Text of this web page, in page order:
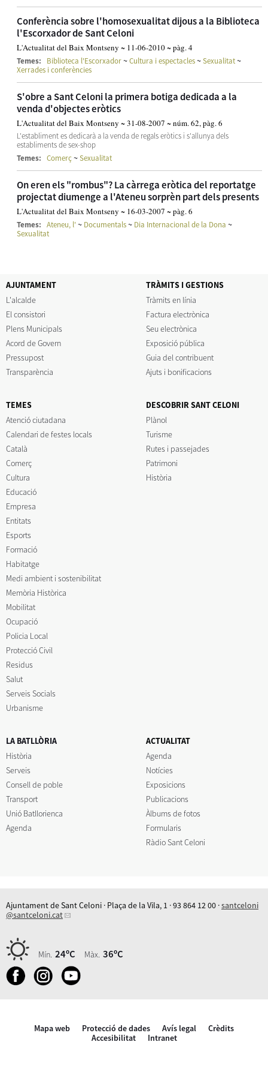
Conferència sobre l'homosexualitat dijous a la Biblioteca
l'Escorxador de Sant Celoni
L'Actualitat del Baix Montseny ~ 11-06-2010 ~ pàg. 4
Temes: Biblioteca l'Escorxador~Cultura i espectacles~Sexualitat~
Xerrades i conferències
S'obre a Sant Celoni la primera botiga dedicada a la
venda d'objectes eròtics
L'Actualitat del Baix Montseny ~ 31-08-2007 ~ núm. 62, pàg. 6
L'establiment es dedicarà a la venda de regals eròtics i s'allunya dels
establiments de sex-shop
Temes: Comerç~Sexualitat
On eren els "rombus"? La càrrega eròtica del reportatge
projectat diumenge a l'Ateneu sorprèn part dels presents
L'Actualitat del Baix Montseny ~ 16-03-2007 ~ pàg. 6
Temes: Ateneu, l'~ Documentals~ Dia Internacional de la Dona ~
Sexualitat
AJUNTAMENT
L'alcalde
El consistori
Plens Municipals
Acord de Govern
Pressupost
Transparència
TRÀMITS I GESTIONS
Tràmits en línia
Factura electrònica
Seu electrònica
Exposició pública
Guia del contribuent
Ajuts i bonificacions
TEMES
Atenció ciutadana
Calendari de festes locals
Català
Comerç
Cultura
Educació
Empresa
Entitats
Esports
Formació
Habitatge
Medi ambient i sostenibilitat
Memòria Històrica
Mobilitat
Ocupació
Policia Local
Protecció Civil
Residus
Salut
Serveis Socials
Urbanisme
DESCOBRIR SANT CELONI
Plànol
Turisme
Rutes i passejades
Patrimoni
Història
LA BATLLÒRIA
Història
Serveis
Consell de poble
Transport
Unió Batllorienca
Agenda
ACTUALITAT
Agenda
Notícies
Exposicions
Publicacions
Àlbums de fotos
Formularis
Ràdio Sant Celoni
Ajuntament de Sant Celoni · Plaça de la Vila, 1 · 93 864 12 00 ·santceloni
@santceloni.cat
Mín. 24ºC Màx. 36ºC
Mapa web Protecció de dades Avís legal
Crèdits
Accesibilitat
Intranet